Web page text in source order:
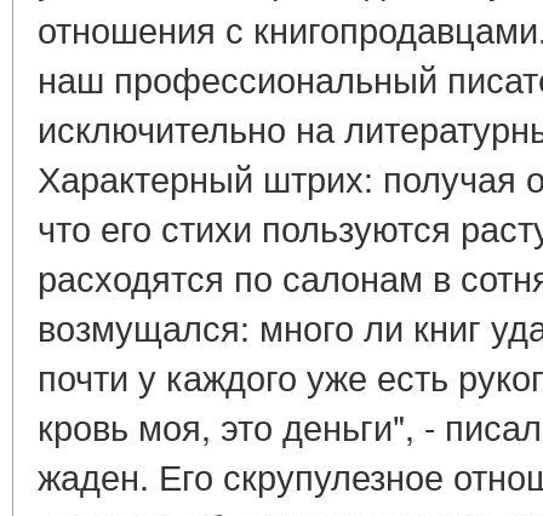
отношения с
наш профессиональный
исключительно на
Характерный штрих: получая
что его стихи пользуются
расходятся по салонам в
возмущался: много ли книг
почти у каждого уже есть
кровь моя, это деньги", -
жаден. Его скрупулезное